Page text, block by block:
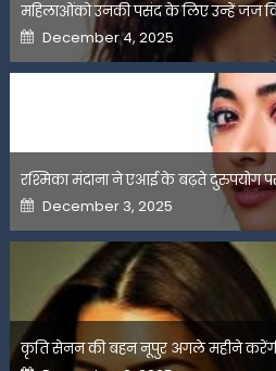
महिलाओंको उनकी पसंद के लिए उन्हें जज
Posted
on
December 4, 2025
रश्मिका मंदाना ने एआई के बढ़ते दुरुपयोग
Posted
on
December 3, 2025
कृति सेनन की बहन नूपुर अगले महीने